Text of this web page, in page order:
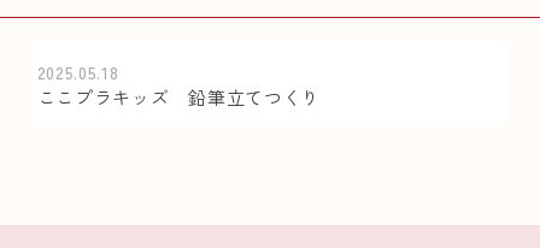
2025.05.18
ここプラキッズ 鉛筆立てつくり